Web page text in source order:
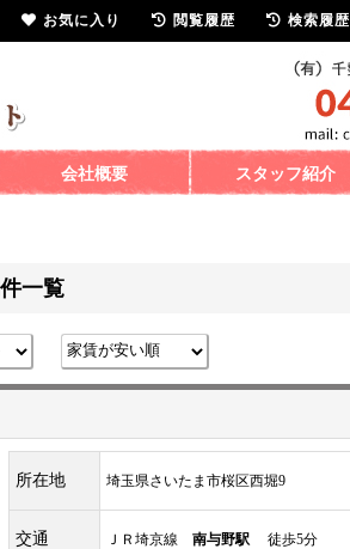
会社概要 スタッフ紹介
一覧
所在地 埼玉県さいたま市桜区西堀9
交通 ＪＲ埼京線 南与野駅 徒歩5分
お気に入り 閲覧履歴 検索履歴